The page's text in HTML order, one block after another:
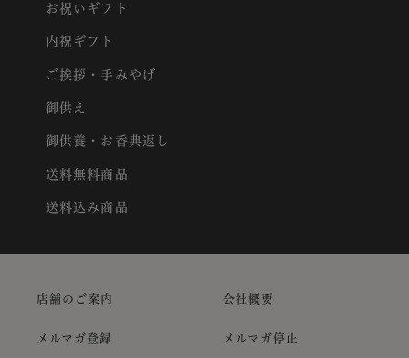
お祝いギフト
内祝ギフト
ご挨拶・手みやげ
御供え
御供養・お香典返し
送料無料商品
送料込み商品
店舗のご案内 会社概要
メルマガ登録 メルマガ停止